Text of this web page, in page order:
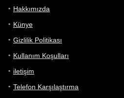
Hakkımızda
Künye
Gizlilik Politikası
Kullanım Koşulları
iletişim
Telefon Karşılaştırma